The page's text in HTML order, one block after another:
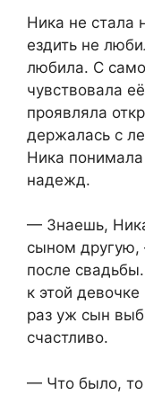
Ника не стала
ездить не
любила. С
чувствовала
проявляла
держалась с
Ника
надежд.
— Знаешь,
сыном другую,
после
к этой
раз уж сын
счастливо.
— Что было,